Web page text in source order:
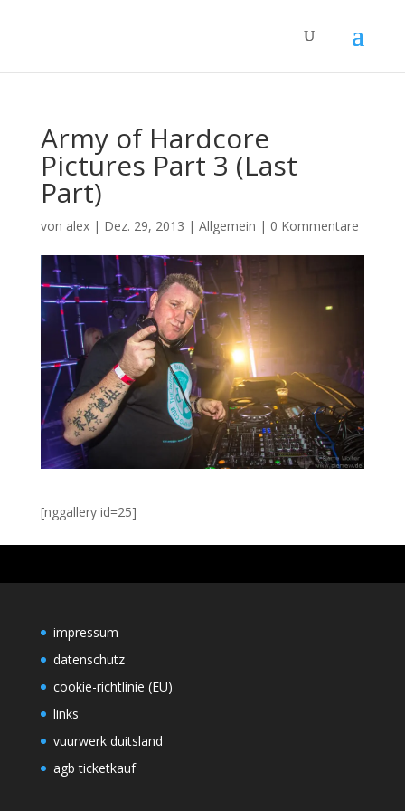
Army of Hardcore
Pictures Part 3 (Last
Part)
von alex| Dez. 29, 2013 | Allgemein | 0 Kommentare
[nggallery id=25]
impressum
datenschutz
cookie-richtlinie (EU)
links
vuurwerk duitsland
agb ticketkauf